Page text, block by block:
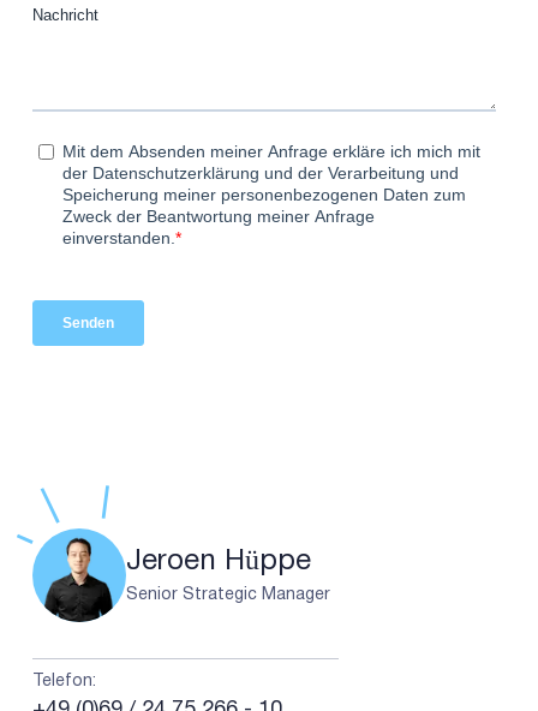
Jeroen Hüppe
Senior Strategic Manager
Telefon: